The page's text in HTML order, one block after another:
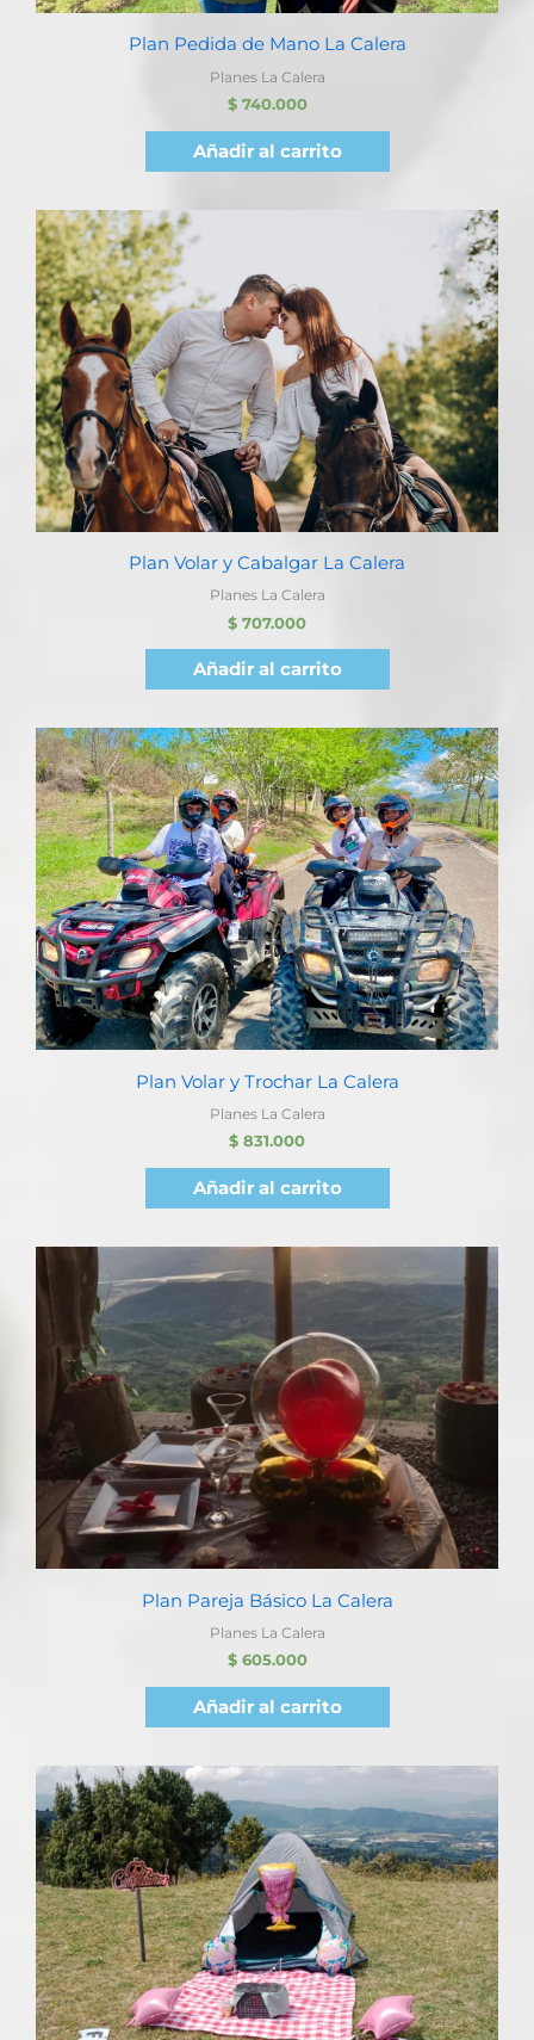
Plan Pedida de Mano La Calera
Planes La Calera
$740.000
Añadir al carrito
Plan Volar y Cabalgar La Calera
Planes La Calera
$ 707.000
Añadir al carrito
Plan Volar y Trochar La Calera
Planes La Calera
$ 831.000
Añadir al carrito
Plan Pareja Básico La Calera
Planes La Calera
$605.000
Añadir al carrito